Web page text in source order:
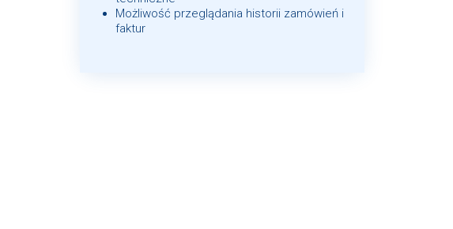
Możliwość przeglądania historii zamówień i
faktur